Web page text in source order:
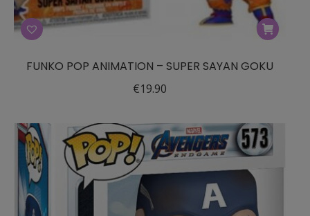
FUNKO POP ANIMATION – SUPER SAYAN GOKU
€19.90